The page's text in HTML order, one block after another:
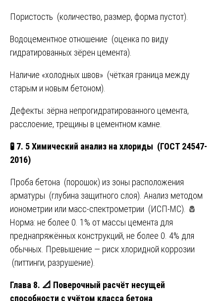
Пористость (количество, размер, форма пустот).
Водоцементное отношение (оценка по виду
гидратированных зёрен цемента).
Наличие «холодных швов» (чёткая граница между
старым и новым бетоном).
Дефекты: зёрна непрогидратированного цемента,
расслоение, трещины в цементном камне.
🧪 7. 5 Химический анализ на хлориды (ГОСТ 24547-
2016)
Проба бетона (порошок) из зоны расположения
арматуры (глубина защитного слоя). Анализ методом
ионометрии или масс-спектрометрии (ИСП-МС). 🧂
Норма: не более 0. 1% от массы цемента для
преднапряжённых конструкций, не более 0. 4% для
обычных. Превышение — риск хлоридной коррозии
(питтинги, разрушение).
Глава 8. 📐 Поверочный расчёт несущей
способности с учётом класса бетона